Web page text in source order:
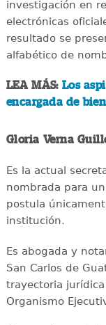
investigación en
electrónicas
resultado se
alfabético de
LEA MÁS: Los
encargada de
Gloria Verna
Es la actual
nombrada para
postula
institución.
Es abogada y
San Carlos de
trayectoria
Organismo